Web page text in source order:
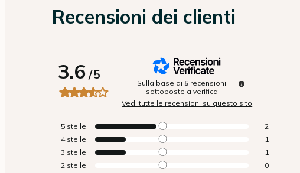
Recensioni dei clienti
3.6/5
Sulla base di 5 recensioni
sottoposte a verifica
Vedi tutte le recensioni su questo sito
5 stelle
2
4 stelle
1
3 stelle
1
2 stelle
0